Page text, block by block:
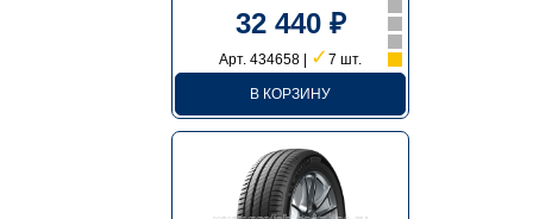
32 440 ₽
Арт. 434658 | ✓7 шт.
В КОРЗИНУ